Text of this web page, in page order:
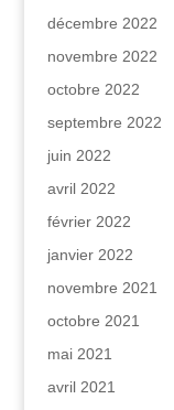
décembre 2022
novembre 2022
octobre 2022
septembre 2022
juin 2022
avril 2022
février 2022
janvier 2022
novembre 2021
octobre 2021
mai 2021
avril 2021